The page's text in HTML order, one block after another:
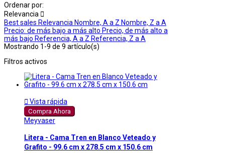
Ordenar por:
Relevancia 
Best sales Relevancia Nombre, A a Z Nombre, Z a A
Precio: de más bajo a más alto Precio, de más alto a
más bajo Referencia, A a Z Referencia, Z a A
Mostrando 1-9 de 9 artículo(s)
Filtros activos
 Vista rápida
Compra Ahora
Meyvaser
Litera - Cama Tren en Blanco Veteado y
Grafito - 99.6 cm x 278.5 cm x 150.6 cm